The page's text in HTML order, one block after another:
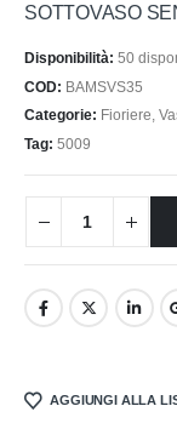
SOTTOVASO
Disponibilità: 50
COD: BAMSVS35
Categorie: Fioriere,
Tag: 5009
AGGIUNGI ALLA